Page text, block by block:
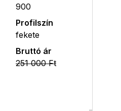
900
Profilszín
fekete
Bruttó ár
251 000 Ft